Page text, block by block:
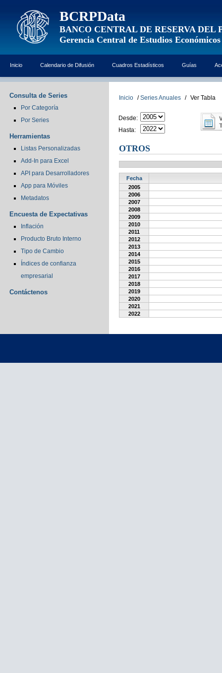
BCRPData
BANCO CENTRAL DE RESERVA DEL
Gerencia Central de Estudios Económicos
Inicio Calendario de Difusión Cuadros Estadísticos Guías
Consulta de Series
Por Categoría
Por Series
Herramientas
Listas Personalizadas
Add-In para Excel
API para Desarrolladores
App para Móviles
Metadatos
Encuesta de Expectativas
Inflación
Producto Bruto Interno
Tipo de Cambio
Índices de confianza
empresarial
Contáctenos
Inicio / Series Anuales / Ver Tabla
Desde:
Hasta:
OTROS
Fecha
2005
2006
2007
2008
2009
2010
2011
2012
2013
2014
2015
2016
2017
2018
2019
2020
2021
2022